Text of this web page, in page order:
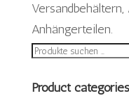
Anhängerteilen.
Suchen
Product categories